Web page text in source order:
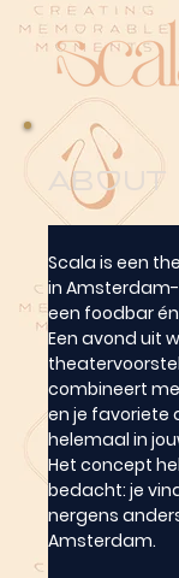
about
Scala is een
in
een foodbar
Een avond uit
combineert
en je favoriete
helemaal in
Het concept
bedacht: je
nergens
Amsterdam.